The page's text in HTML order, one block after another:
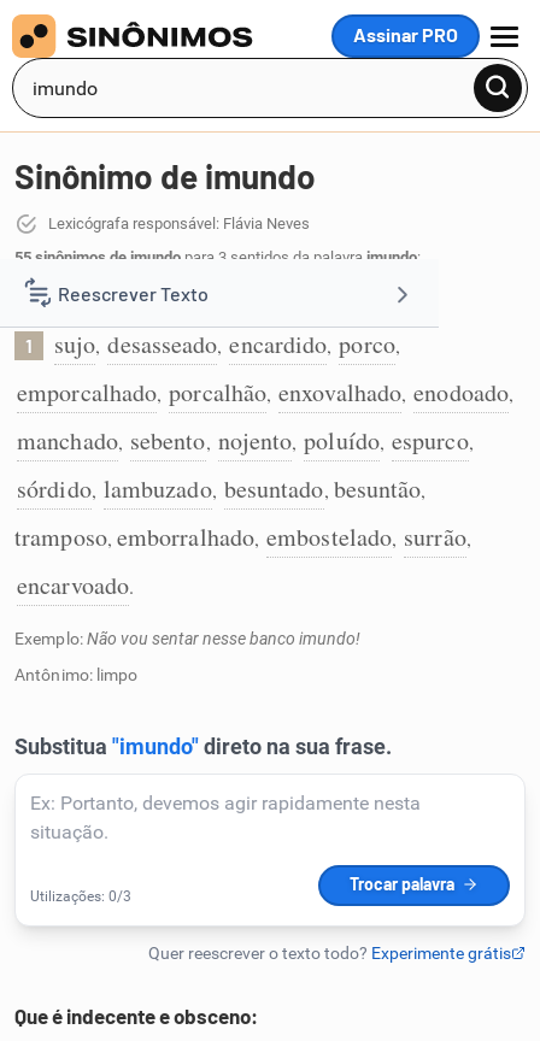
Assinar PRO
MENU
Reescrever Texto
Resumir Texto
Corrigir Texto
Detector de IA
Caça-palavras
Sinônimo de imundo
Lexicógrafa responsável: Flávia Neves
55 sinônimos de imundo para 3 sentidos da palavra imundo:
Que é ou está muito sujo:
1 sujo, desasseado, encardido, porco,
emporcalhado, porcalhão, enxovalhado, enodoado,
manchado, sebento, nojento, poluído, espurco,
sórdido, lambuzado, besuntado, besuntão,
tramposo, emborralhado, embostelado, surrão,
encarvoado.
Exemplo:Não vou sentar nesse banco imundo!
Antônimo: limpo
Que é indecente e obsceno: